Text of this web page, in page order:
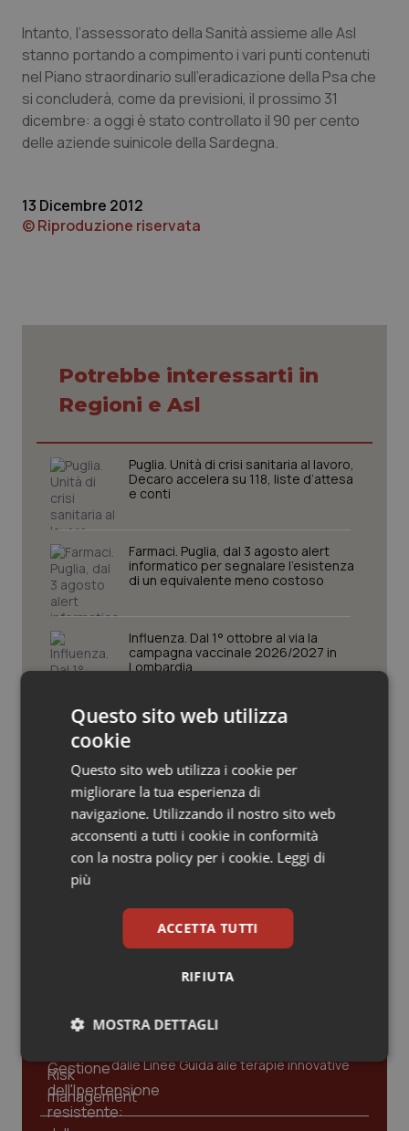
Friuli Venezia Giulia
Lazio
Liguria
Lombardia
Provincia Autonoma di Bolzano
Provincia Autonoma di Trento
Puglia
Sardegna
Sicilia
Toscana
Umbria
Valle D’Aosta
Veneto
Dermatite Atopica
Diabete & glucometri
Disturbi dell’umore
Dolore
Infezioni & Febbre
Ipertensione & Scompenso
Malattie rare
Malattia di Crohn & Rettocolite Ulcerosa
Neuroscienze & patologie neurodegenerative
Obesità
Oftalmologia
Oncodermatologia
Oncoematologia
Oncologia & Nutrizione
Psoriasi & pelle
Quotidiano Cardiologia
Quotidiano Pediatria
Rene & patologie urogenitali
Intanto, l’assessorato della Sanità assieme alle Asl
stanno portando a compimento i vari punti contenuti
nel Piano straordinario sull’eradicazione della Psa che
si concluderà, come da previsioni, il prossimo 31
dicembre: a oggi è stato controllato il 90 per cento
delle aziende suinicole della Sardegna.
13 Dicembre 2012
© Riproduzione riservata
Potrebbe interessarti in
Regioni e Asl
Puglia. Unità di crisi sanitaria al lavoro,
Decaro accelera su 118, liste d’attesa
e conti
Farmaci. Puglia, dal 3 agosto alert
informatico per segnalare l’esistenza
di un equivalente meno costoso
Influenza. Dal 1° ottobre al via la
campagna vaccinale 2026/2027 in
Lombardia
Lazio. Seduta straordinaria del
Consiglio su Case e ospedali di
Comunità. Opposizione denuncia:
“Senza personale né servizi. Dov’è la
svolta?”
Ultime analisi e review da QS Pro
compliance, GDPR e Risk management
dalle Linee Guida alle terapie innovative
Questo sito web utilizza
cookie
Questo sito web utilizza i cookie per
migliorare la tua esperienza di
navigazione. Utilizzando il nostro sito web
acconsenti a tutti i cookie in conformità
con la nostra policy per i cookie. Leggi di
più
ACCETTA TUTTI
RIFIUTA
MOSTRA DETTAGLI
Necessari Statistici Marketing